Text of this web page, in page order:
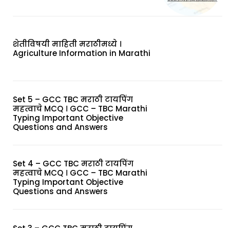
शेतीविषयी माहिती मराठीमध्ये ।
Agriculture Information in Marathi
Set 5 – GCC TBC मराठी टायपिंग
महत्वाचे MCQ । GCC – TBC Marathi
Typing Important Objective
Questions and Answers
Set 4 – GCC TBC मराठी टायपिंग
महत्वाचे MCQ । GCC – TBC Marathi
Typing Important Objective
Questions and Answers